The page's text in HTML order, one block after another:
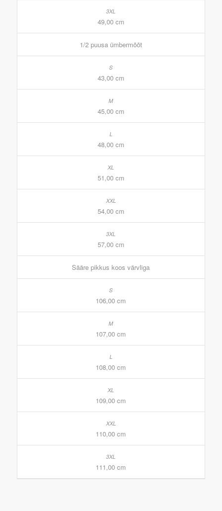
49,00 cm
1/2 puusa ümbermõõt
43,00 cm
45,00 cm
48,00 cm
51,00 cm
54,00 cm
57,00 cm
Sääre pikkus koos värvliga
106,00 cm
107,00 cm
108,00 cm
109,00 cm
110,00 cm
111,00 cm